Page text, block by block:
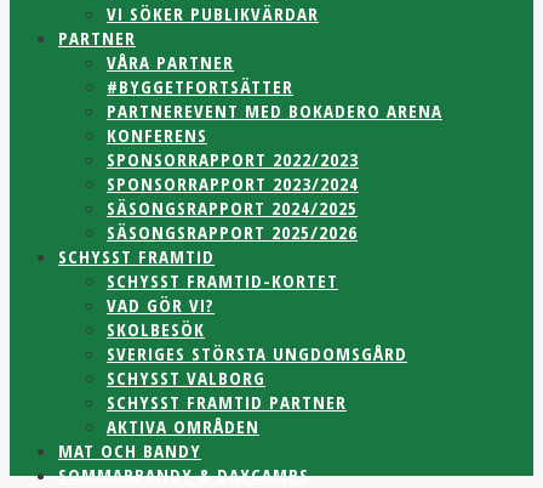
VI SÖKER PUBLIKVÄRDAR
PARTNER
VÅRA PARTNER
#BYGGETFORTSÄTTER
PARTNEREVENT MED BOKADERO ARENA
KONFERENS
SPONSORRAPPORT 2022/2023
SPONSORRAPPORT 2023/2024
SÄSONGSRAPPORT 2024/2025
SÄSONGSRAPPORT 2025/2026
SCHYSST FRAMTID
SCHYSST FRAMTID-KORTET
VAD GÖR VI?
SKOLBESÖK
SVERIGES STÖRSTA UNGDOMSGÅRD
SCHYSST VALBORG
SCHYSST FRAMTID PARTNER
AKTIVA OMRÅDEN
MAT OCH BANDY
SOMMARBANDY & DAYCAMPS